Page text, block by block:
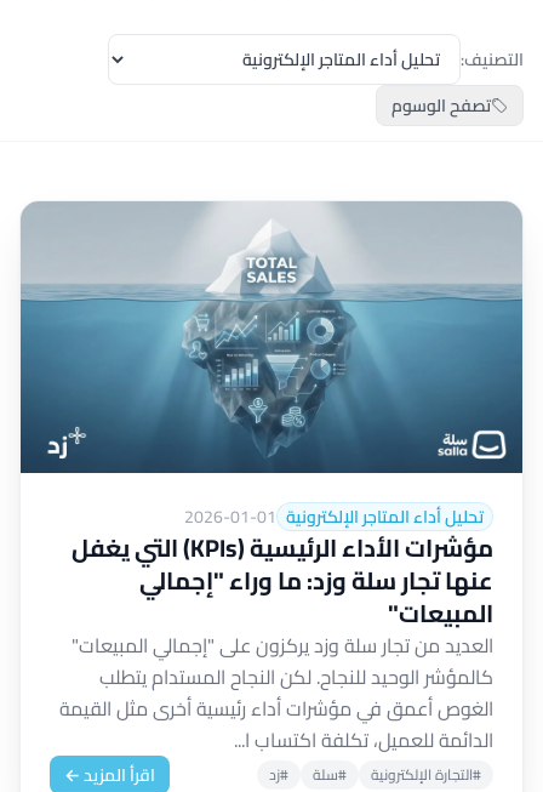
التصنيف:
تصفح الوسوم
تحليل أداء المتاجر الإلكترونية 2026-01-01
مؤشرات الأداء الرئيسية (KPIs) التي يغفل
عنها تجار سلة وزد: ما وراء "إجمالي
المبيعات"
العديد من تجار سلة وزد يركزون على "إجمالي المبيعات"
كالمؤشر الوحيد للنجاح. لكن النجاح المستدام يتطلب
الغوص أعمق في مؤشرات أداء رئيسية أخرى مثل القيمة
الدائمة للعميل، تكلفة اكتساب ا...
#التجارة الإلكترونية #سلة #زد اقرأ المزيد ←